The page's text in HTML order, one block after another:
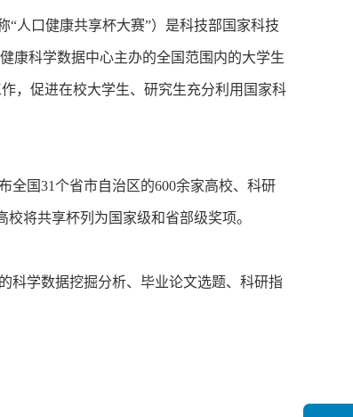
人口健康共享杯大赛”）是科技部国家科技
康科学数据中心主办的全国范围内的大学生
，促进在校大学生、研究生充分利用国家科
国31个省市自治区的600余家高校、科研
将共享杯列为国家级和省部级奖项。
学数据挖掘分析、毕业论文选题、科研指